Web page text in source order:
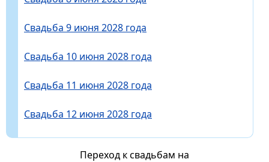
Свадьба 9 июня 2028 года
Свадьба 10 июня 2028 года
Свадьба 11 июня 2028 года
Свадьба 12 июня 2028 года
Переход к свадьбам на